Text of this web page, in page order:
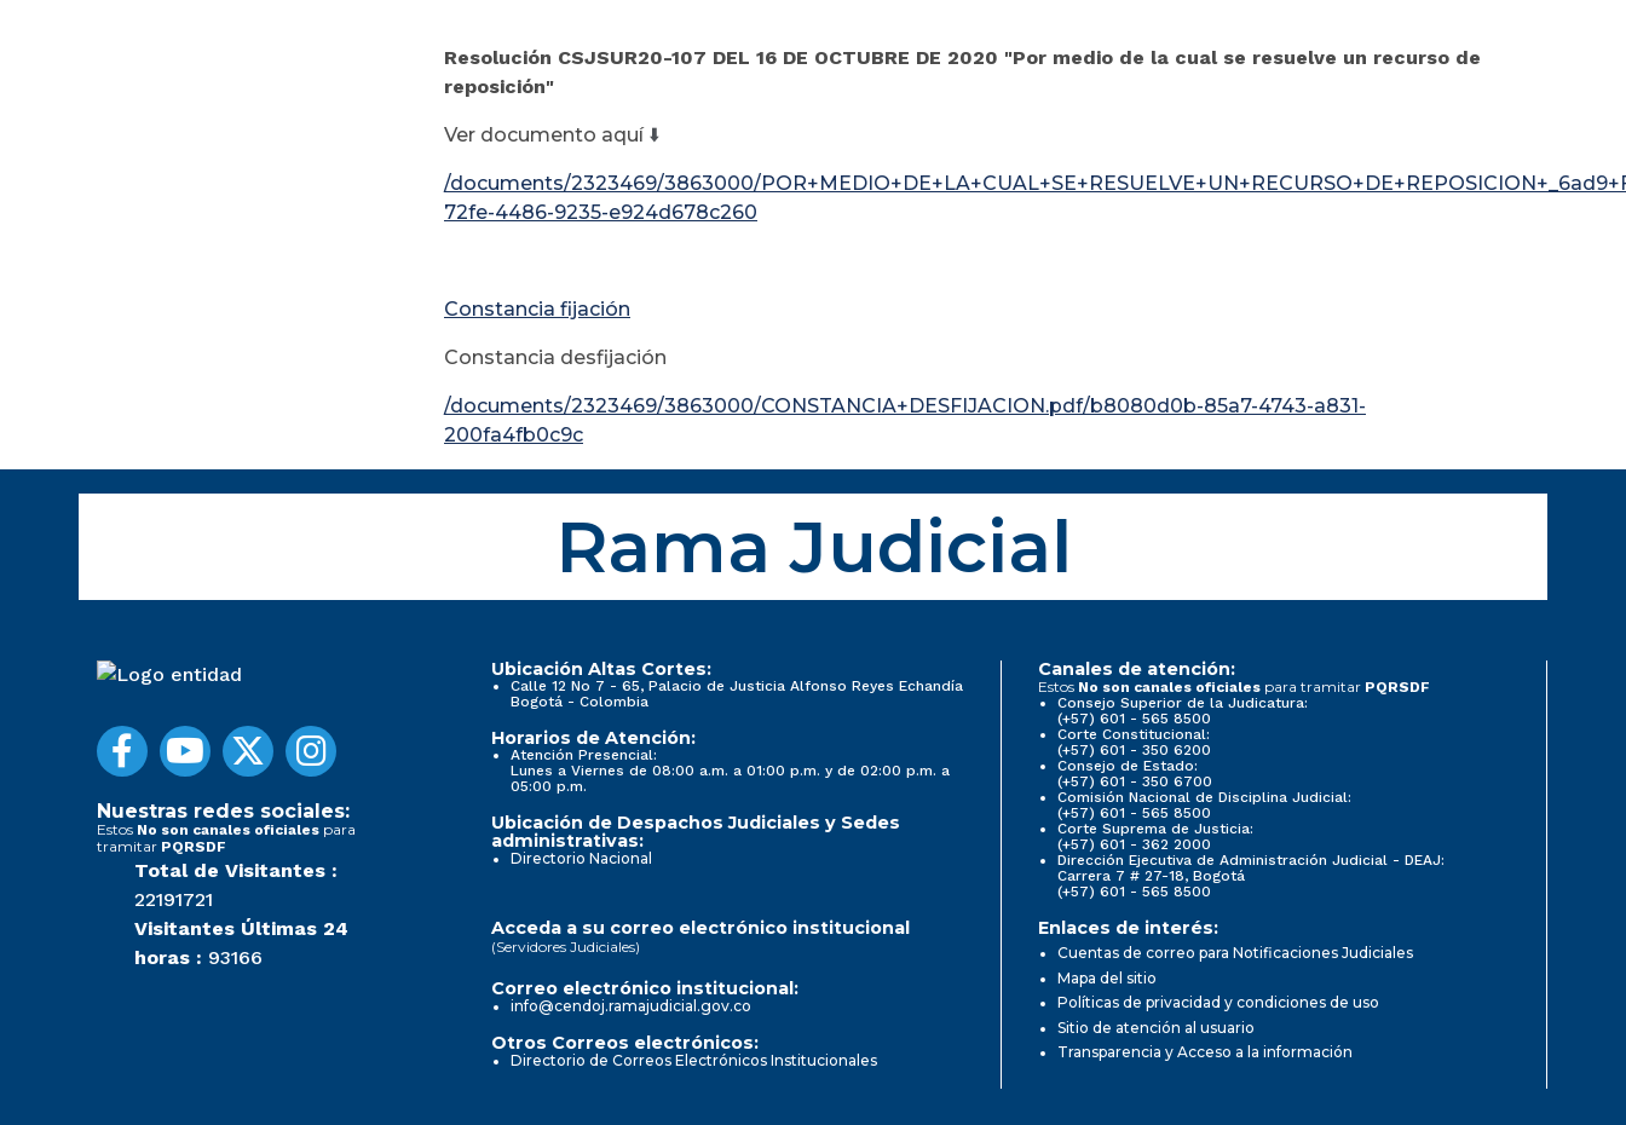
Resolución CSJSUR20-107 DEL 16 DE OCTUBRE DE 2020 "Por medio de la cual se resuelve un recurso de
reposición"
Ver documento aquí⬇️
/documents/2323469/3863000/
72fe-4486-9235-e924d678c260
Constancia fijación
Constancia desfijación
/documents/2323469/3863000/CONSTANCIA+DESFIJACION.pdf/b8080d0b-85a7-4743-a831-
200fa4fb0c9c
Rama Judicial
Nuestras redes sociales:
Estos No son canales oficiales para
tramitar PQRSDF
Total de Visitantes :
22191721
Visitantes Últimas 24
horas : 93166
Ubicación Altas Cortes:
Calle 12 No 7 - 65, Palacio de Justicia Alfonso Reyes Echandía
Bogotá - Colombia
Horarios de Atención:
Atención Presencial:
Lunes a Viernes de 08:00 a.m. a 01:00 p.m. y de 02:00 p.m. a
05:00 p.m.
Ubicación de Despachos Judiciales y Sedes
administrativas:
Directorio Nacional
Canales de atención:
Estos No son canales oficiales para tramitar PQRSDF
Consejo Superior de la Judicatura:
(+57) 601 - 565 8500
Corte Constitucional:
(+57) 601 - 350 6200
Consejo de Estado:
(+57) 601 - 350 6700
Comisión Nacional de Disciplina Judicial:
(+57) 601 - 565 8500
Corte Suprema de Justicia:
(+57) 601 - 362 2000
Dirección Ejecutiva de Administración Judicial - DEAJ:
Carrera 7 # 27-18, Bogotá
(+57) 601 - 565 8500
Acceda a su correo electrónico institucional
(Servidores Judiciales)
Correo electrónico institucional:
info@cendoj.ramajudicial.gov.co
Otros Correos electrónicos:
Directorio de Correos Electrónicos Institucionales
Enlaces de interés:
Cuentas de correo para Notificaciones Judiciales
Mapa del sitio
Políticas de privacidad y condiciones de uso
Sitio de atención al usuario
Transparencia y Acceso a la información